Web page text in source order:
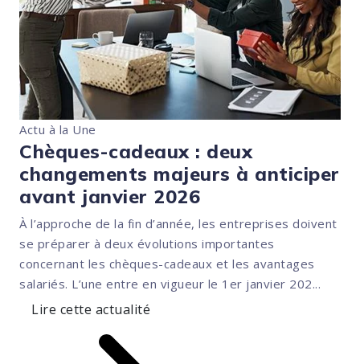
Actu à la Une
Chèques-cadeaux : deux
changements majeurs à anticiper
avant janvier 2026
À l’approche de la fin d’année, les entreprises doivent
se préparer à deux évolutions importantes
concernant les chèques-cadeaux et les avantages
salariés. L’une entre en vigueur le 1er janvier 202...
Lire cette actualité